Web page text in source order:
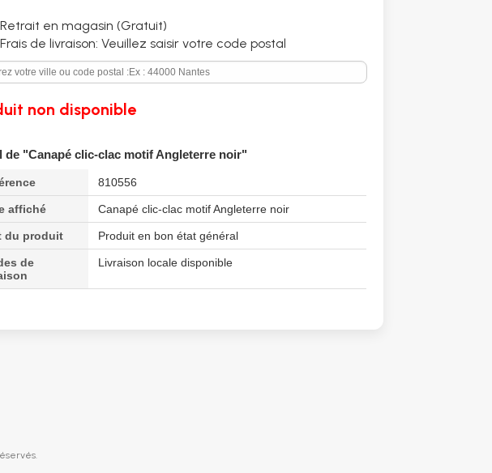
Retrait en magasin (Gratuit)
Frais de livraison: Veuillez saisir votre code postal
non disponible
de "Canapé clic-clac motif Angleterre noir"
810556
affiché Canapé clic-clac motif Angleterre noir
du produit Produit en bon état général
de
Livraison locale disponible